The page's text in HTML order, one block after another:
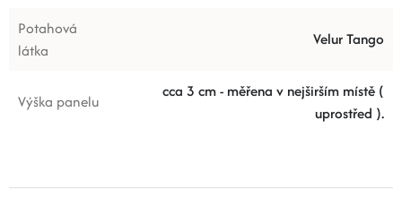
Potahová
látka
Velur Tango
Výška panelu
cca 3 cm - měřena v nejširším místě (
uprostřed ).